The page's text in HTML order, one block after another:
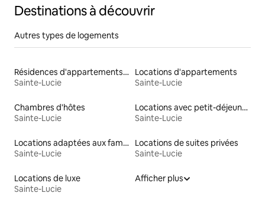
Destinations à découvrir
Autres types de logements
Résidences d'appartements en location
Sainte-Lucie
Locations d'appartements
Sainte-Lucie
Chambres d'hôtes
Sainte-Lucie
Locations avec petit-déjeuner
Sainte-Lucie
Locations adaptées aux familles
Sainte-Lucie
Locations de suites privées
Sainte-Lucie
Locations de luxe
Sainte-Lucie
Afficher plus